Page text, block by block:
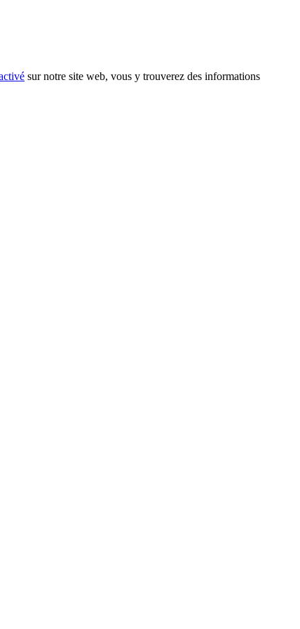
sur notre site web, vous y trouverez des informations